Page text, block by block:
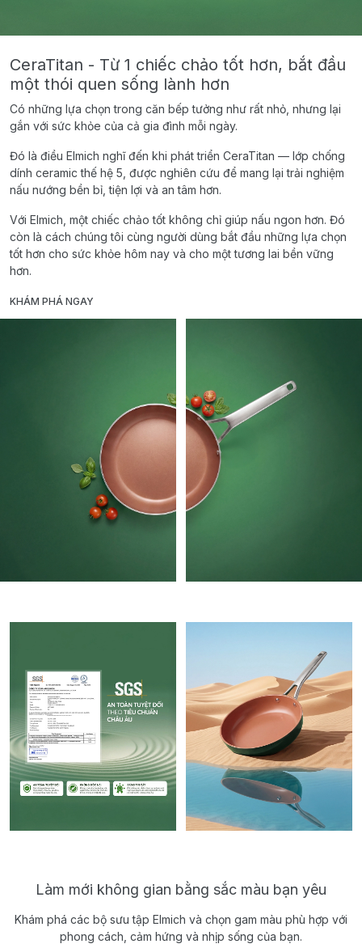
CeraTitan - Từ 1 chiếc chảo tốt hơn, bắt đầu
một thói quen sống lành hơn
Có những lựa chọn trong căn bếp tưởng như rất nhỏ, nhưng lại
gắn với sức khỏe của cả gia đình mỗi ngày.
Đó là điều Elmich nghĩ đến khi phát triển CeraTitan — lớp chống
dính ceramic thế hệ 5, được nghiên cứu để mang lại trải nghiệm
nấu nướng bền bỉ, tiện lợi và an tâm hơn.
Với Elmich, một chiếc chảo tốt không chỉ giúp nấu ngon hơn. Đó
còn là cách chúng tôi cùng người dùng bắt đầu những lựa chọn
tốt hơn cho sức khỏe hôm nay và cho một tương lai bền vững
hơn.
KHÁM PHÁ NGAY
Làm mới không gian bằng sắc màu bạn yêu
Khám phá các bộ sưu tập Elmich và chọn gam màu phù hợp với
phong cách, cảm hứng và nhịp sống của bạn.